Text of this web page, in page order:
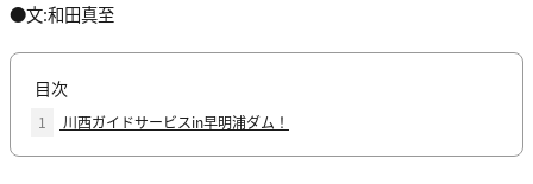
●文:和田真至
目次
1 川西ガイドサービスin早明浦ダム！